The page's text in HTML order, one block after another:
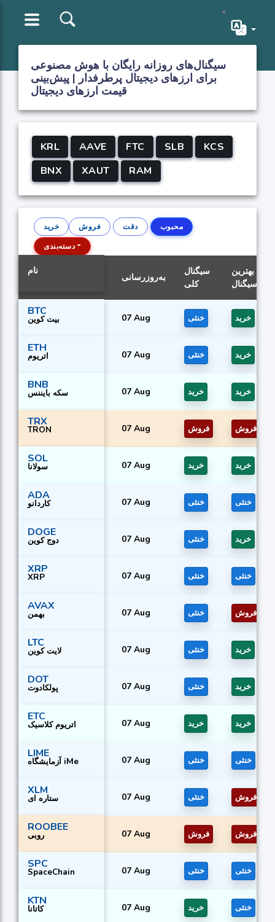
سیگنال‌های روزانه رایگان با هوش مصنوعی
برای ارزهای دیجیتال پرطرفدار | پیش‌بینی
قیمت ارزهای دیجیتال
KRL AAVE FTC SLB
KCS
BNX
XAUT RAM
خرید فروش دقت
محبوب
دسته‌بندی
نام
به‌روزرسانی
سیگنال
کلی
بهترین
سیگنال
BTC
بیت کوین 07 Aug خنثی خرید
ETH
اتریوم 07 Aug خنثی خرید
BNB
سکه بایننس 07 Aug خرید خرید
TRX
TRON 07 Aug فروش فروش
SOL
سولانا 07 Aug خرید خرید
ADA
کاردانو 07 Aug خنثی خنثی
DOGE
دوج کوین 07 Aug خنثی خرید
XRP
XRP 07 Aug خنثی خنثی
AVAX
بهمن 07 Aug خنثی فروش
LTC
لایت کوین 07 Aug خنثی خرید
DOT
پولکادوت 07 Aug خنثی خرید
ETC
اتریوم کلاسیک 07 Aug خرید خرید
LIME
آزمایشگاه iMe 07 Aug خنثی خنثی
XLM
ستاره ای 07 Aug خنثی فروش
ROOBEE
روبی 07 Aug فروش فروش
SPC
SpaceChain 07 Aug خنثی خنثی
KTN
کاتانا 07 Aug خرید خنثی